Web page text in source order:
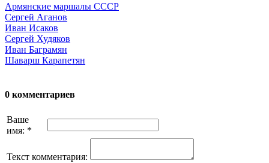
Армянские маршалы СССР
Сергей Аганов
Иван Исаков
Сергей Худяков
Иван Баграмян
Шаварш Карапетян
0 комментариев
Ваше
имя: *
Текст комментария: